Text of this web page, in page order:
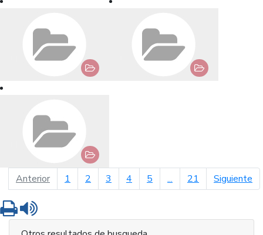
Anteriorpágina anterior
1 2 3 4 5 ... 21 Siguiente
Imprimir